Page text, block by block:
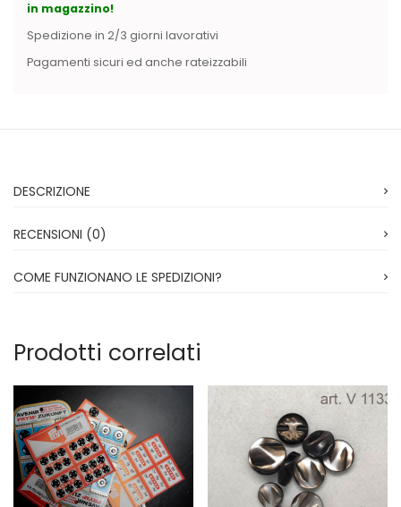
in magazzino!
Spedizione in 2/3 giorni lavorativi
Pagamenti sicuri ed anche rateizzabili
DESCRIZIONE
RECENSIONI (0)
COME FUNZIONANO LE SPEDIZIONI?
Prodotti correlati